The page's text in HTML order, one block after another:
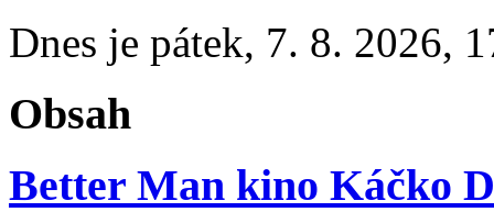
Dnes je pátek, 7. 8. 2026,
Obsah
Better Man kino Káčko